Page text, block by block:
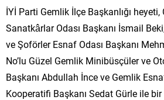
İYİ Parti Gemlik İlçe Başkanlığı
Sanatkârlar Odası Başkanı İsmail
ve Şoförler Esnaf Odası Başkanı
No’lu Güzel Gemlik Minibüsçüler ve
Başkanı Abdullah İnce ve Gemlik
Kooperatifi Başkanı Sedat Gürle ile